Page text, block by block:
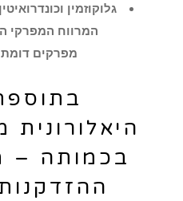
גלוקוזמין
המרווח המפרקי
מפרקים דומת
היאלורונית
בכמותה –